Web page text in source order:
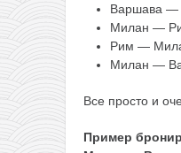
Варшава
Милан —
Рим —
Милан —
Все просто и
Пример